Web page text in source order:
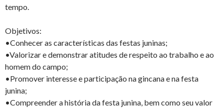
tempo.
Objetivos:
•Conhecer as características das festas juninas;
•Valorizar e demonstrar atitudes de respeito ao trabalho e ao
homem do campo;
•Promover interesse e participação na gincana e na festa
junina;
•Compreender a história da festa junina, bem como seu valor